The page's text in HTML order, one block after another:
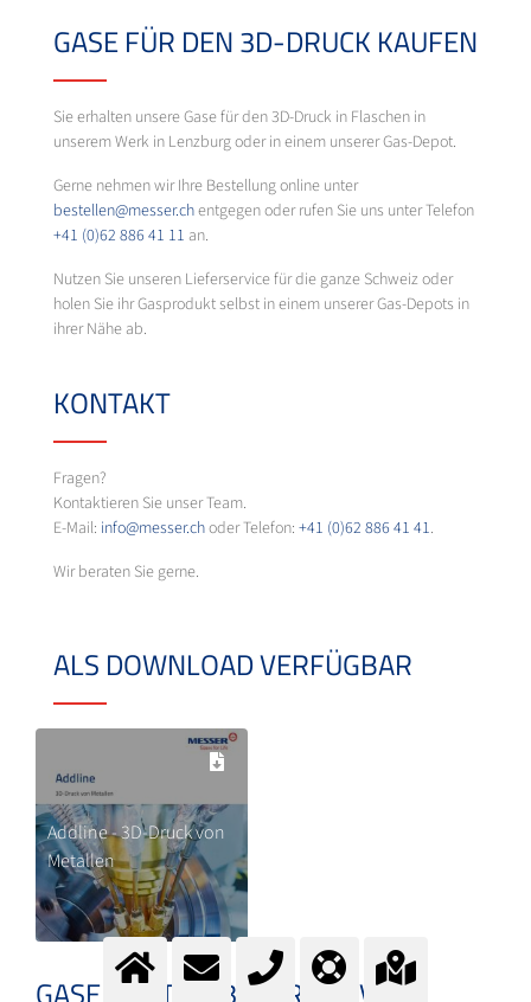
GASE FÜR DEN 3D-DRUCK KAUFEN
Sie erhalten unsere Gase für den 3D-Druck in Flaschen in
unserem Werk in Lenzburg oder in einem unserer Gas-Depot.
Gerne nehmen wir Ihre Bestellung online unter
bestellen@messer.chentgegen oder rufen Sie uns unter Telefon
+41 (0)62 886 41 11 an.
Nutzen Sie unseren Lieferservice für die ganze Schweiz oder
holen Sie ihr Gasprodukt selbst in einem unserer Gas-Depots in
ihrer Nähe ab.
KONTAKT
Fragen?
Kontaktieren Sie unser Team.
E-Mail: info@messer.choder Telefon: +41 (0)62 886 41 41.
Wir beraten Sie gerne.
ALS DOWNLOAD VERFÜGBAR
Addline - 3D-Druck von
Metallen
GASE FÜR DEN 3D-DRUCK VON